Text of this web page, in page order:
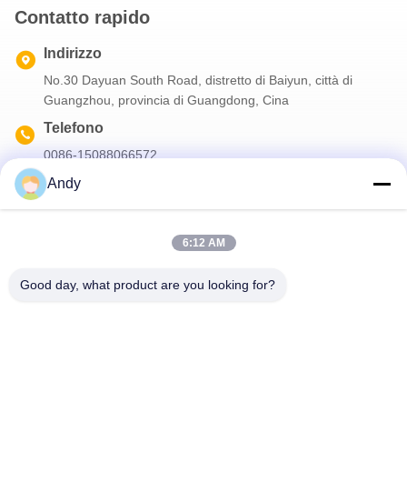
Contatto rapido
Indirizzo
No.30 Dayuan South Road, distretto di Baiyun, città di
Guangzhou, provincia di Guangdong, Cina
Telefono
0086-15088066572
Email
songweihua@mgscent.com
Andy
6:12 AM
Good day, what product are you looking for?